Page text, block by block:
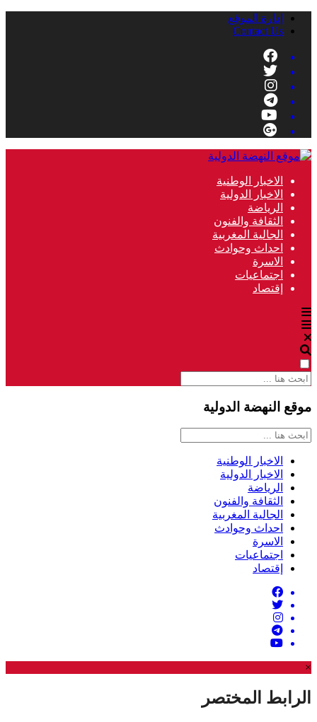
إدارة الموقع
Contact Us
الاخبار الوطنية
الاخبار الدولية
الرياضة
الثقافة والفنون
الجالية المغربية
احداث وحوادث
الاسرة
اجتماعيات
إقتصاد
موقع النهضة الدولية
الاخبار الوطنية
الاخبار الدولية
الرياضة
الثقافة والفنون
الجالية المغربية
احداث وحوادث
الاسرة
اجتماعيات
إقتصاد
×
الرابط المختصر